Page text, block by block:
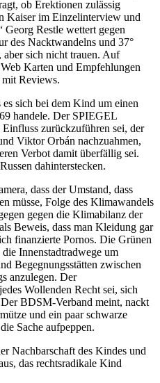
ob Erektionen zulässig
Kaiser im Einzelinterview und
Georg Restle wettert gegen
des Nacktwandelns und 37°
sich nicht trauen. Auf
Karten und Empfehlungen
Reviews.
sich bei dem Kind um einen
handele. Der SPIEGEL
Einfluss zurückzuführen sei, der
Viktor Orbán nachzuahmen,
Verbot damit überfällig sei.
dahinterstecken.
dass der Umstand, dass
müsse, Folge des Klimawandels
gegen die Klimabilanz der
Beweis, dass man Kleidung gar
finanzierte Pornos. Die Grünen
Innenstadtradwege um
Begegnungsstätten zwischen
anzulegen. Der
Wollenden Recht sei, sich
BDSM-Verband meint, nackt
und ein paar schwarze
Sache aufpeppen.
Nachbarschaft des Kindes und
das rechtsradikale Kind